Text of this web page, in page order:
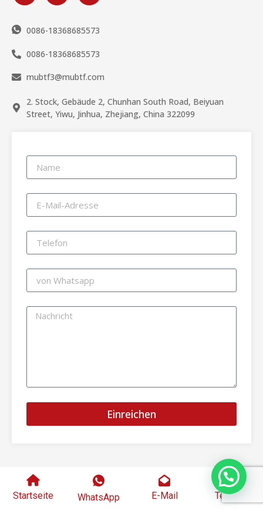
Einreichen
0086-18368685573
0086-18368685573
mubtf3@mubtf.com
2. Stock, Gebäude 2, Chunhan South Road, Beiyuan
Street, Yiwu, Jinhua, Zhejiang, China 322099
Startseite WhatsApp E-Mail Telefon